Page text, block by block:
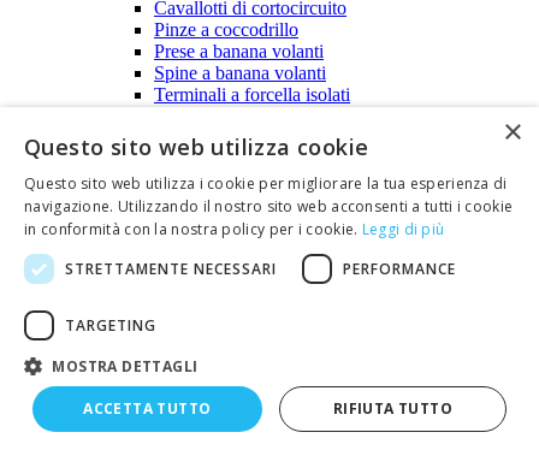
Cavallotti di cortocircuito
Pinze a coccodrillo
Prese a banana volanti
Spine a banana volanti
Terminali a forcella isolati
Zoccoli per circuiti integrati
Zoccoli con contatti a tulipano
Zoccoli con contatti bilamellari
Zoccoli per wire wrap
Zoccoli TEXTOOL
Contenitori in plastica per montaggi elettronici
Contenitori metallici per montaggi elettronici
Diffusione audio
Altoparlanti e diffusori a tromba
Altoparlanti da incasso
Altoparlanti in box
×
Questo sito web utilizza cookie
Questo sito web utilizza i cookie per migliorare la tua esperienza di
navigazione. Utilizzando il nostro sito web acconsenti a tutti i cookie
in conformità con la nostra policy per i cookie. Leggi di più
STRETTAMENTE NECESSARI
PERFORMANCE
TARGETING
MOSTRA DETTAGLI
ACCETTA TUTTO RIFIUTA TUTTO